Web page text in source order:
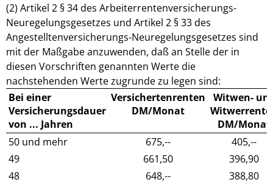
(2) Artikel 2 § 34 des Arbeiterrentenversicherungs-
Neuregelungsgesetzes und Artikel 2 § 33 des
Angestelltenversicherungs-Neuregelungsgesetzes sind
mit der Maßgabe anzuwenden, daß an Stelle der in
diesen Vorschriften genannten Werte die
nachstehenden Werte zugrunde zu legen sind:
Bei einer
Versicherungsdauer
von ... Jahren
Versichertenrenten
DM/Monat
Witwen-
DM/Monat
50 und mehr
675,--
405,--
49
661,50
396,90
48
648,--
388,80